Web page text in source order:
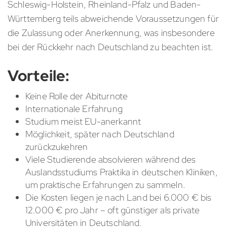
Schleswig-Holstein, Rheinland-Pfalz und Baden-
Württemberg teils abweichende Voraussetzungen für
die Zulassung oder Anerkennung, was insbesondere
bei der Rückkehr nach Deutschland zu beachten ist.
Vorteile:
Keine Rolle der Abiturnote
Internationale Erfahrung
Studium meist EU-anerkannt
Möglichkeit, später nach Deutschland
zurückzukehren
Viele Studierende absolvieren während des
Auslandsstudiums Praktika in deutschen Kliniken,
um praktische Erfahrungen zu sammeln.
Die Kosten liegen je nach Land bei 6.000 € bis
12.000 € pro Jahr – oft günstiger als private
Universitäten in Deutschland.